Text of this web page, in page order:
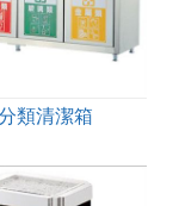
類清潔箱